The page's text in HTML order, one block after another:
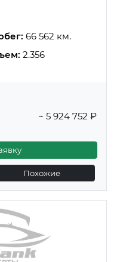
66 562 км.
2.356
~ 5 924 752 ₽
Похожие